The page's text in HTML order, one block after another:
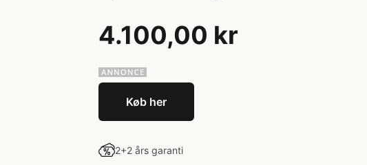
4.100,00 kr
Køb her
2+2 års garanti